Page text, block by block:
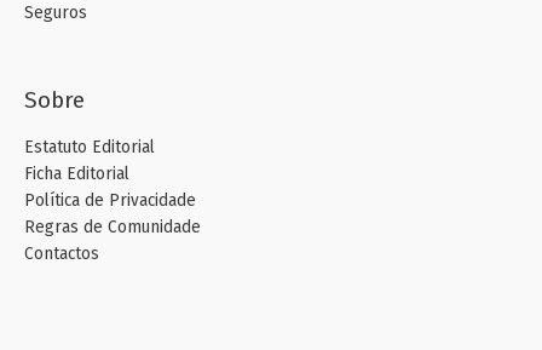
Seguros
Sobre
Estatuto Editorial
Ficha Editorial
Política de Privacidade
Regras de Comunidade
Contactos